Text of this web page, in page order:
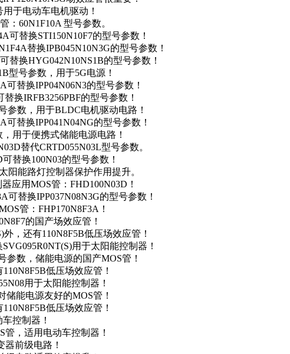
于电动车电机驱动！
：60N1F10A 型号参数。
可替换STI150N10F7的型号参数！
替换IPB045N10N3G的型号参数！
替换HYG042N10NS1B的型号参数！
型号参数，用于5G电源！
替换IPP04N06N3的型号参数！
换IRFB3256PBF的型号参数！
参数，用于BLDC电机驱动电路！
可替换IPP041N04NG的型号参数！
用于便携式储能电源电路！
替代CRTD055N03L型号参数。
替换100N03的型号参数！
阳能路灯控制器保护作用提升。
应用MOS管：FHD100N03D！
替换IPP037N08N3G的型号参数！
管：FHP170N8F3A！
的国产场效应管！
，还有110N8F5B低压场效应管！
用于太阳能控制器！
参数，储能电源的国产MOS管！
低压场效应管！
用于太阳能控制器！
储能电源友好的MOS管！
低压场效应管！
控制器！
管，适用电动车控制器！
器前级电路！